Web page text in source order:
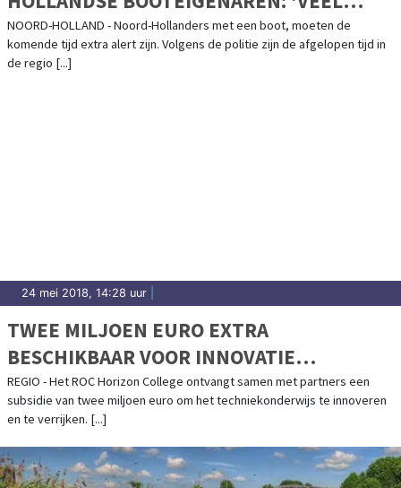
BOTEN EN BUITENBOORDMOTOREN
GESTOLEN’
NOORD-HOLLAND - Noord-Hollanders met een boot, moeten de
komende tijd extra alert zijn. Volgens de politie zijn de afgelopen tijd in
de regio [...]
24 mei 2018, 14:28 uur
TWEE MILJOEN EURO EXTRA
BESCHIKBAAR VOOR INNOVATIE
TECHNIEKONDERWIJS IN DE REGIO
REGIO - Het ROC Horizon College ontvangt samen met partners een
subsidie van twee miljoen euro om het techniekonderwijs te innoveren
en te verrijken. [...]